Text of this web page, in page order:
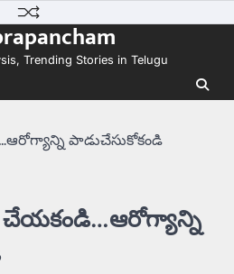
Trending Stories in Telugu
పాడుచేసుకోకండి
చేయకండి…ఆరోగ్యాన్ని